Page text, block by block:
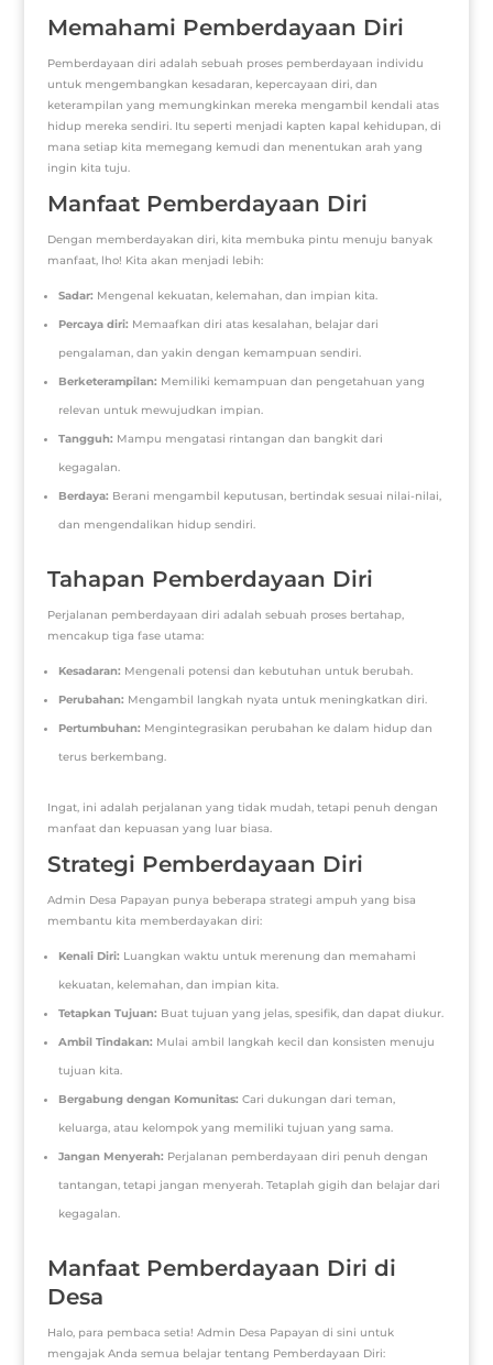
Memahami Pemberdayaan Diri
Pemberdayaan diri adalah sebuah proses pemberdayaan individu
untuk mengembangkan kesadaran, kepercayaan diri, dan
keterampilan yang memungkinkan mereka mengambil kendali atas
hidup mereka sendiri. Itu seperti menjadi kapten kapal kehidupan, di
mana setiap kita memegang kemudi dan menentukan arah yang
ingin kita tuju.
Manfaat Pemberdayaan Diri
Dengan memberdayakan diri, kita membuka pintu menuju banyak
manfaat, lho! Kita akan menjadi lebih:
Sadar: Mengenal kekuatan, kelemahan, dan impian kita.
Percaya diri: Memaafkan diri atas kesalahan, belajar dari
pengalaman, dan yakin dengan kemampuan sendiri.
Berketerampilan: Memiliki kemampuan dan pengetahuan yang
relevan untuk mewujudkan impian.
Tangguh: Mampu mengatasi rintangan dan bangkit dari
kegagalan.
Berdaya: Berani mengambil keputusan, bertindak sesuai nilai-nilai,
dan mengendalikan hidup sendiri.
Tahapan Pemberdayaan Diri
Perjalanan pemberdayaan diri adalah sebuah proses bertahap,
mencakup tiga fase utama:
Kesadaran: Mengenali potensi dan kebutuhan untuk berubah.
Perubahan: Mengambil langkah nyata untuk meningkatkan diri.
Pertumbuhan: Mengintegrasikan perubahan ke dalam hidup dan
terus berkembang.
Ingat, ini adalah perjalanan yang tidak mudah, tetapi penuh dengan
manfaat dan kepuasan yang luar biasa.
Strategi Pemberdayaan Diri
Admin Desa Papayan punya beberapa strategi ampuh yang bisa
membantu kita memberdayakan diri:
Kenali Diri: Luangkan waktu untuk merenung dan memahami
kekuatan, kelemahan, dan impian kita.
Tetapkan Tujuan: Buat tujuan yang jelas, spesifik, dan dapat diukur.
Ambil Tindakan: Mulai ambil langkah kecil dan konsisten menuju
tujuan kita.
Bergabung dengan Komunitas: Cari dukungan dari teman,
keluarga, atau kelompok yang memiliki tujuan yang sama.
Jangan Menyerah: Perjalanan pemberdayaan diri penuh dengan
tantangan, tetapi jangan menyerah. Tetaplah gigih dan belajar dari
kegagalan.
Manfaat Pemberdayaan Diri di
Desa
Halo, para pembaca setia! Admin Desa Papayan di sini untuk
mengajak Anda semua belajar tentang Pemberdayaan Diri: